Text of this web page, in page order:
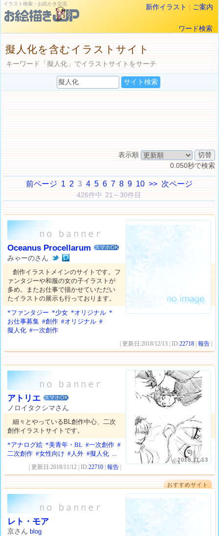
イラスト検索・お絵かき交流 新作イラスト | ご案内
ワード検索
擬人化を含むイラストサイト
キーワード「擬人化」でイラストサイトをサーチ
表示順
0.050秒で検索
前ページ 1 2 3 4 5 6 7 8 9 10 >> 次ページ
426件中 21～30件目
Oceanus Procellarum スマホOK
みゃーのさん
創作イラストメインのサイトです。フ
ァンタジーや和服の女の子イラストが
多め。またお仕事で描かせていただい
たイラストの展示も行っております。
*ファンタジー *少女 *オリジナル *
お仕事募集 #創作 #オリジナル #
擬人化 #一次創作
| 更新日:2018/12/13 | ID:22718 |報告
2018.11.13
アトリエ スマホOK
ノロイタクシマさん
細々とやっているBL創作中心、二次
創作イラストサイトです。
*アナログ絵 *美青年・BL #一次創作 #
二次創作 #女性向け #人外 #擬人化 ...
| 更新日:2018/11/12 | ID:22710 |報告
おすすめサイト
レト・モア
京さんblog